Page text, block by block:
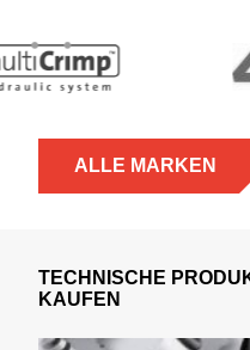
ALLE MARKEN
TECHNISCHE
KAUFEN